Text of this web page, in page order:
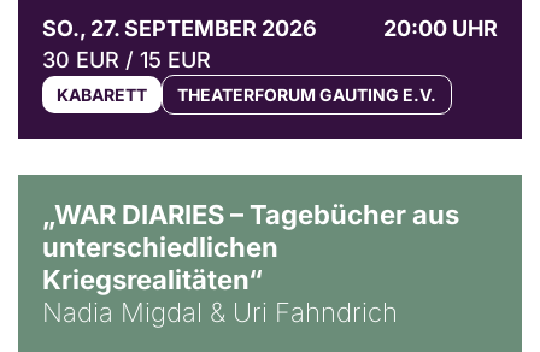
SO., 27. SEPTEMBER 2026
20:00 UHR
30 EUR / 15 EUR
KABARETT THEATERFORUM GAUTING E.V.
„WAR DIARIES – Tagebücher aus
unterschiedlichen
Kriegsrealitäten“
Nadia Migdal & Uri Fahndrich